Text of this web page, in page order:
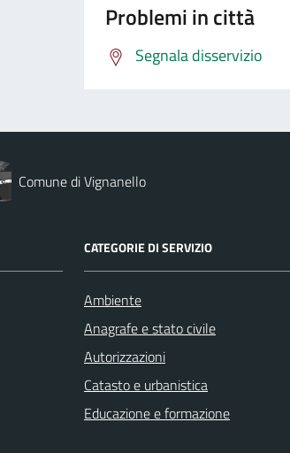
Problemi in città
Segnala disservizio
Comune di Vignanello
CATEGORIE DI SERVIZIO
Ambiente
Anagrafe e stato civile
Autorizzazioni
Catasto e urbanistica
Educazione e formazione